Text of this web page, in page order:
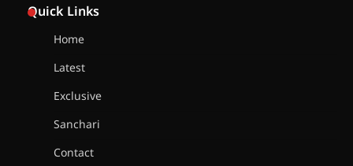
Quick Links
Home
Latest
Exclusive
Sanchari
Contact